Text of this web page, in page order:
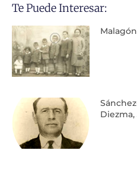
Te Puede Interesar:
Diezma,